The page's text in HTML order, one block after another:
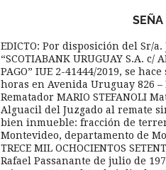
SEÑA
EDICTO: Por disposición del Sr/
“SCOTIABANK URUGUAY S.A. c/
PAGO” IUE 2-41444/2019, se
horas en Avenida Uruguay 826
Rematador MARIO STEFANOLI
Alguacil del Juzgado al remate
bien inmueble: fracción de
Montevideo, departamento de
TRECE MIL OCHOCIENTOS
Rafael Passanante de julio de